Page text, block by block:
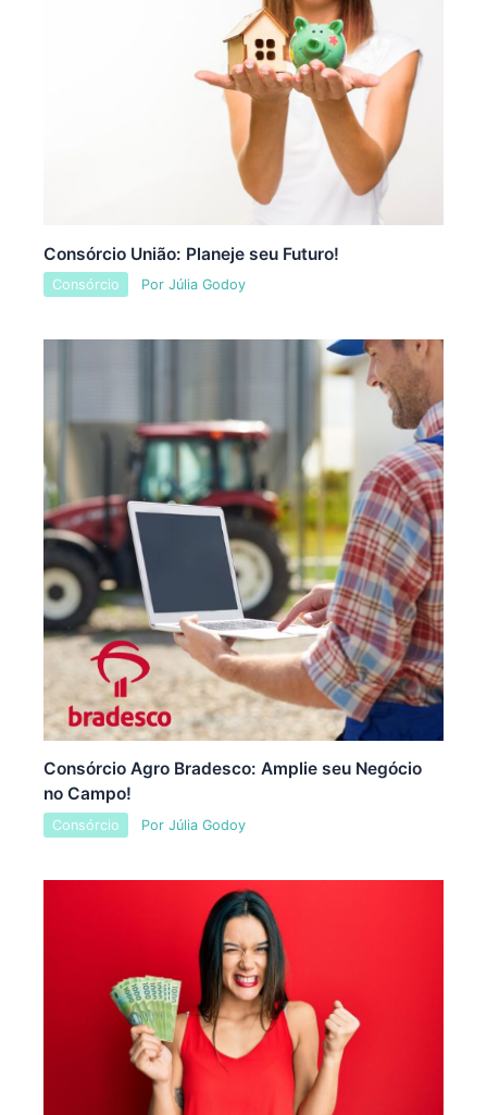
Consórcio União: Planeje seu Futuro!
Consórcio Por Júlia Godoy
Consórcio Agro Bradesco: Amplie seu Negócio
no Campo!
Consórcio Por Júlia Godoy